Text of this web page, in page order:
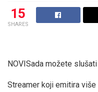
15
SHARES
NOVISada možete
Streamer koji emitira